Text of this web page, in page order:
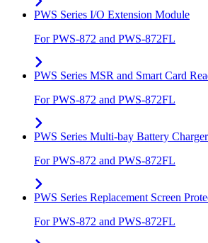
PWS Series I/O Extension Module
For PWS-872 and PWS-872FL
PWS Series MSR and Smart Card
For PWS-872 and PWS-872FL
PWS Series Multi-bay Battery Charger
For PWS-872 and PWS-872FL
PWS Series Replacement Screen
For PWS-872 and PWS-872FL